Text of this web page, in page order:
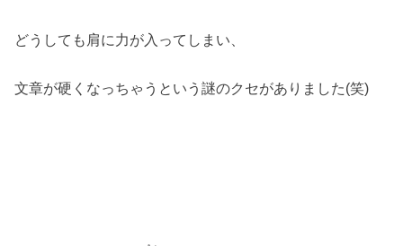
どうしても肩に力が入ってしまい、
文章が硬くなっちゃうという謎のクセがありました(笑)